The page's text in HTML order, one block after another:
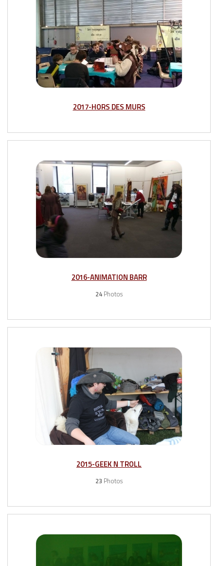
2017-HORS DES MURS
2016-ANIMATION BARR
24 Photos
2015-GEEK N TROLL
23 Photos